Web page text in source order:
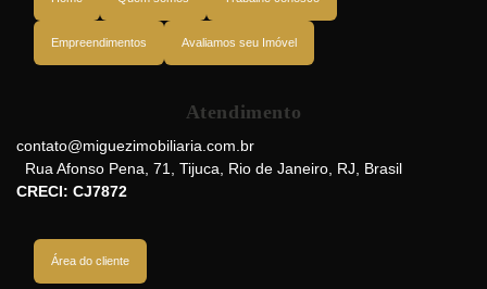
Avenida Presidente Vargas, 20071-905, Centro, Rio de Janeiro, Rio de
Empreendimentos Avaliamos seu Imóvel
Atendimento
contato@miguezimobiliaria.com.br
Rua Afonso Pena 71 Tijuca Rio de Janeiro RJ
Brasil
CRECI: CJ7872
Área do cliente